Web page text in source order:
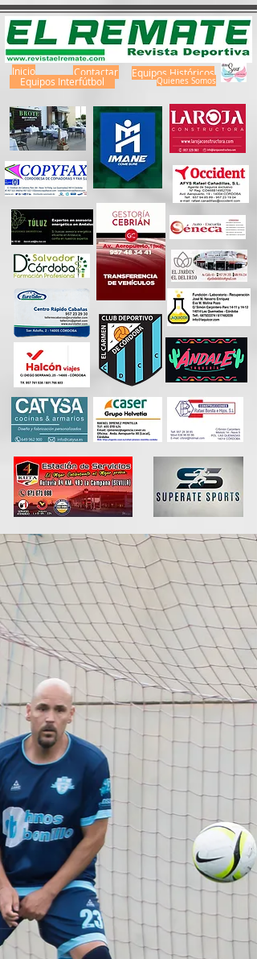
Inicio Contactar
Equipos Interfútbol
Equipos Históricos
Quienes Somos